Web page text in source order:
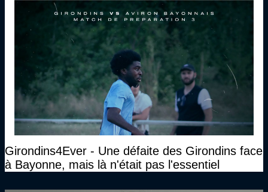
Girondins4Ever - Une défaite des Girondins face
à Bayonne, mais là n'était pas l'essentiel